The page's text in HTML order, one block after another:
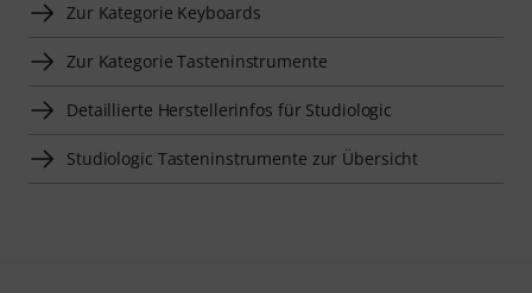
Zur Kategorie Keyboards
Zur Kategorie Tasteninstrumente
Detaillierte Herstellerinfos für Studiologic
Studiologic Tasteninstrumente zur Übersicht